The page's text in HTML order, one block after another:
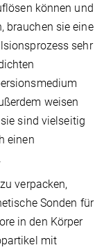
können und
brauchen sie eine
sehr
weisen
sind vielseitig
einen
verpacken,
Sonden für
in den Körper
mit